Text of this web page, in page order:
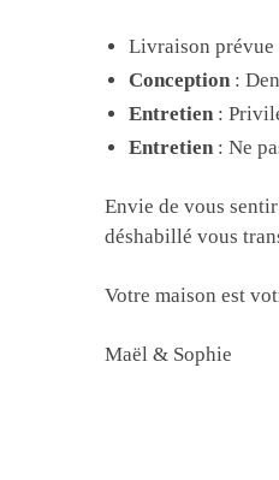
Livraison prévue
Conception :
Entretien :
Entretien : Ne
Envie de vous
déshabillé vous
Votre maison est
Maël & Sophie